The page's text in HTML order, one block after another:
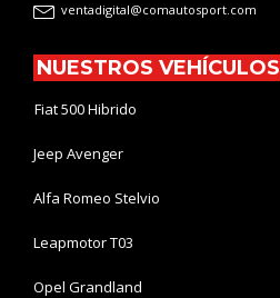
ventadigital@comautosport.com
NUESTROS VEHÍCULOS
Fiat 500 Hibrido
Jeep Avenger
Alfa Romeo Stelvio
Leapmotor T03
Opel Grandland